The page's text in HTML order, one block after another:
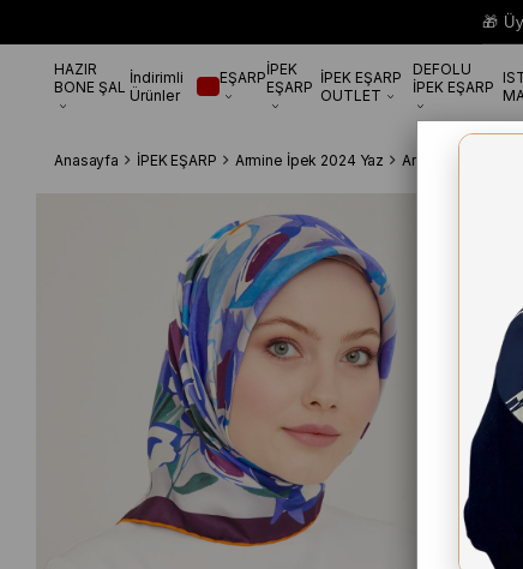
🎁
HAZIR
BONE ŞAL İndirimli
Ürünler
EŞARPİPEK
EŞARP İPEK EŞARP
OUTLET
DEFOLU
İPEK EŞARP
Anasayfa İPEK EŞARP Armine İpek 2024 Yaz Armine Patlıcan